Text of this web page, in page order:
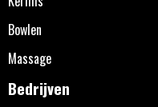
Bowlen
Massage
Bedrijven